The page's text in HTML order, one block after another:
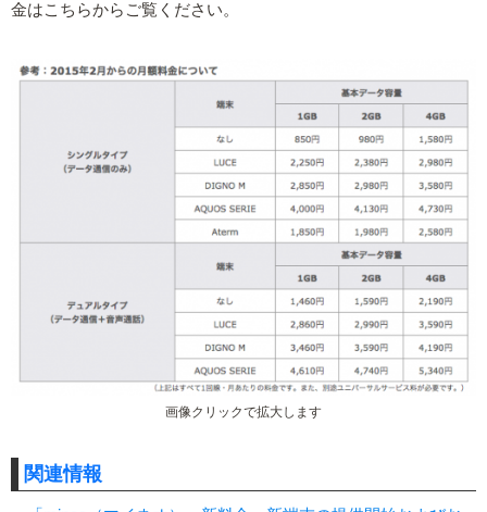
金はこちらからご覧ください。
画像クリックで拡大します
関連情報